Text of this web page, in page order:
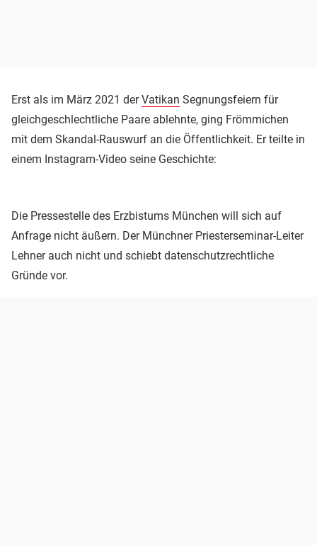
Erst als im März 2021 derVatikan Segnungsfeiern für
gleichgeschlechtliche Paare ablehnte, ging Frömmichen
mit dem Skandal-Rauswurf an die Öffentlichkeit. Er teilte in
einem Instagram-Video seine Geschichte:
Die Pressestelle des Erzbistums München will sich auf
Anfrage nicht äußern. Der Münchner Priesterseminar-Leiter
Lehner auch nicht und schiebt datenschutzrechtliche
Gründe vor.